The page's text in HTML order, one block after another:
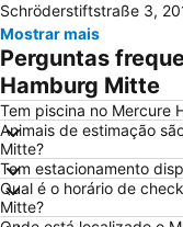
Hamburg Marathon
Porto de Hamburgo
Alsterhaus
Reeperbahn
Berliner Tor Metro
Hamburg Messe
Gänsemarkt
Schröderstiftstraße 3,
Mostrar mais
Perguntas
Hamburg Mitte
Tem piscina no Mercure
Animais de estimação
Mitte?
Tem estacionamento
Qual é o horário de
Mitte?